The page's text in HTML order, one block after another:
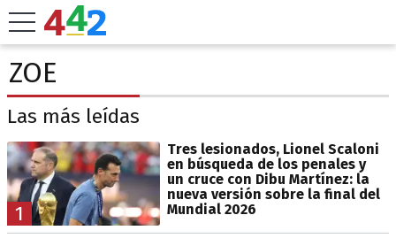
ZOE
Las más leídas
1
Tres lesionados, Lionel Scaloni
en búsqueda de los penales y
un cruce con Dibu Martínez: la
nueva versión sobre la final del
Mundial 2026